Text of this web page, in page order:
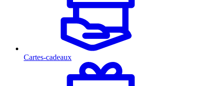
Cartes-cadeaux